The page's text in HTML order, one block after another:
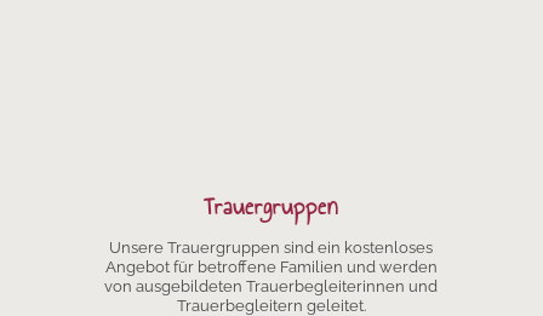
Trauergruppen
Unsere Trauergruppen sind ein kostenloses
Angebot für betroffene Familien und werden
von ausgebildeten Trauerbegleiterinnen und
Trauerbegleitern geleitet.